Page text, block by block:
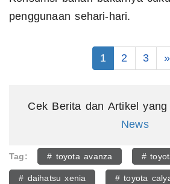
penggunaan sehari-hari.
1 2 3 »
Cek Berita dan Artikel
News
Tag: # toyota avanza #
# daihatsu xenia # toyota